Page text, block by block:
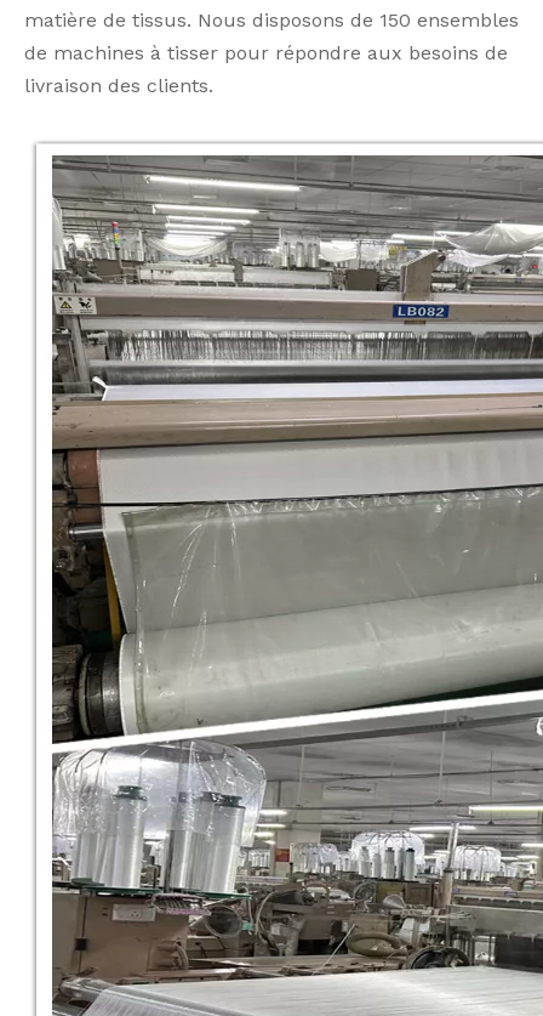
matière de tissus. Nous disposons de 150 ensembles
de machines à tisser pour répondre aux besoins de
livraison des clients.